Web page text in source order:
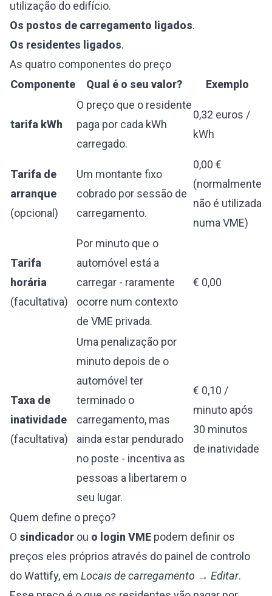
utilização do edifício.
Os postos de carregamento ligados.
Os residentes ligados.
As quatro componentes do preço
Componente
Qual é o seu valor? Exemplo
tarifa kWh
O preço que o residente
paga por cada kWh
carregado.
0,32 euros /
kWh
Tarifa de
arranque
(opcional)
Um montante fixo
cobrado por sessão de
carregamento.
0,00 €
(normalmente
não é utilizada
numa VME)
Tarifa
horária
(facultativa)
Por minuto que o
automóvel está a
carregar - raramente
ocorre num contexto
de VME privada.
€ 0,00
Taxa de
inatividade
(facultativa)
Uma penalização por
minuto depois de o
automóvel ter
terminado o
carregamento, mas
ainda estar pendurado
no poste - incentiva as
pessoas a libertarem o
seu lugar.
€ 0,10 /
minuto após
30 minutos
de inatividade
Quem define o preço?
O sindicador ou o login VME podem definir os
preços eles próprios através do painel de controlo
do Wattify, em Locais de carregamento → Editar.